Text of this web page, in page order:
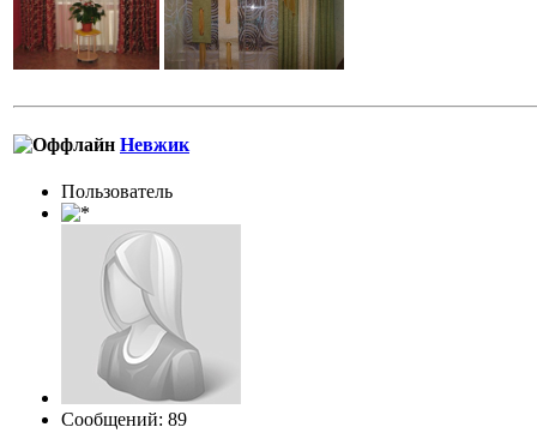
Невжик
Пользовaтeль
Сообщений: 89